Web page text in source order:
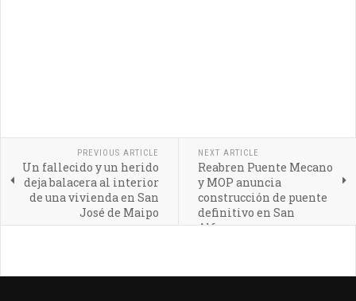
PREVIOUS ARTICLE
Un fallecido y un herido
deja balacera al interior
de una vivienda en San
José de Maipo
NEXT ARTICLE
Reabren Puente Mecano
y MOP anuncia
construcción de puente
definitivo en San
Alfonso